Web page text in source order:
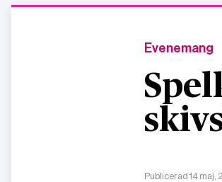
Evenemang
Publicerad 14 maj,